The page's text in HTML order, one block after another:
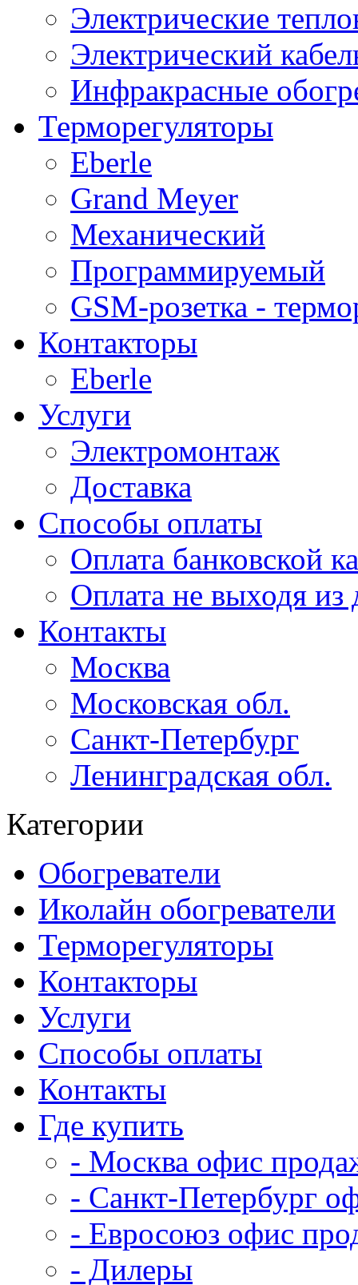
Электрические
Электрический
Инфракрасные
Терморегуляторы
Eberle
Grand Meyer
Механический
Программируемый
GSM-розетка -
Контакторы
Eberle
Услуги
Электромонтаж
Доставка
Способы оплаты
Оплата банковской
Оплата не выходя из
Контакты
Москва
Московская обл.
Санкт-Петербург
Ленинградская обл.
Категории
Обогреватели
Иколайн обогреватели
Терморегуляторы
Контакторы
Услуги
Способы оплаты
Контакты
Где купить
- Москва офис
- Санкт-Петербург
- Евросоюз офис
- Дилеры